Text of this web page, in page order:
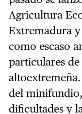
Agricultura
Extremadura
como escaso
particulares
del
dificultades y